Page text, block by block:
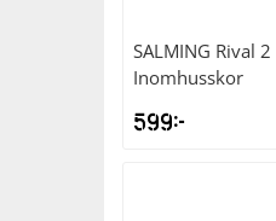
SALMING Rival
Inomhusskor
599kr